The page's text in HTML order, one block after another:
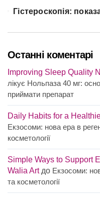
Гістероскопія:
Останні коментарі
Improving Sleep Quality
лікує Нольпаза 40 мг:
приймати препарат
Daily Habits for a
Екзосоми: нова ера в
косметології
Simple Ways to Support
Walia Artдо Екзосоми:
та косметології